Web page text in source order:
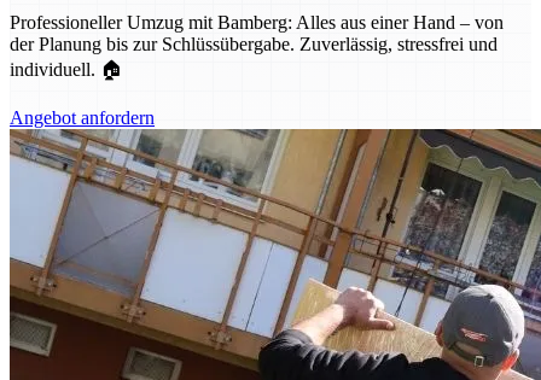
Professioneller Umzug mit Bamberg: Alles aus einer Hand – von
der Planung bis zur Schlüssübergabe. Zuverlässig, stressfrei und
individuell. 🏠
Angebot anfordern